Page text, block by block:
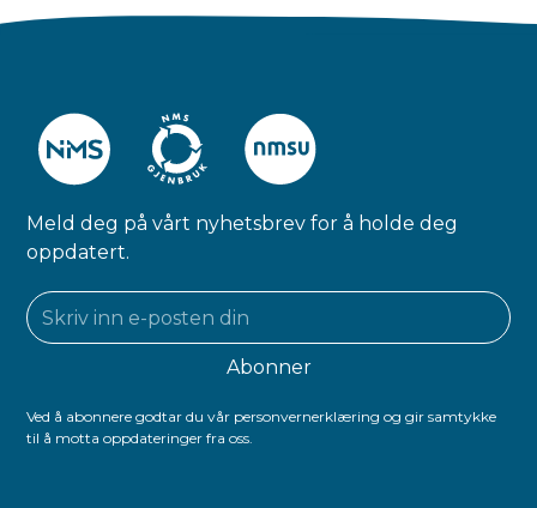
Meld deg på vårt nyhetsbrev for å holde deg
oppdatert.
Ved å abonnere godtar du vår personvernerklæring og gir samtykke
til å motta oppdateringer fra oss.